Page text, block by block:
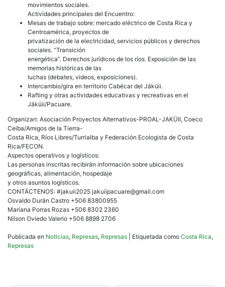
movimientos sociales.
Actividades principales del Encuentro:
Mesas de trabajo sobre: mercado eléctrico de Costa Rica y
Centroamérica, proyectos de
privatización de la electricidad, servicios públicos y derechos
sociales. “Transición
energética”. Derechos jurídicos de los ríos. Exposición de las
memorias históricas de las
luchas (debates, videos, exposiciones).
Intercambio/gira en territorio Cabécar del Jäküii.
Rafting y otras actividades educativas y recreativas en el
Jäküii/Pacuare.
Organizan: Asociación Proyectos Alternativos-PROAL-JAKÜII, Coeco
Ceiba/Amigos de la Tierra-
Costa Rica, Ríos Libres/Turrialba y Federación Ecologista de Costa
Rica/FECON.
Aspectos operativos y logísticos:
Las personas inscritas recibirán información sobre ubicaciones
geográficas, alimentación, hospedaje
y otros asuntos logísticos.
CONTÁCTENOS: #jakuii2025 jakuiipacuare@gmail.com
Osvaldo Durán Castro +506 83800955
Mariana Porras Rozas +506 8302 2360
Nilson Oviedo Valerio +506 8898 2706
Publicada en Noticias, Represas, Represas Etiquetada como Costa Rica,
Represas